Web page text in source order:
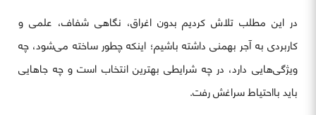
در این مطلب تلاش کردیم بدون اغراق، نگاهی شفاف، علمی و
کاربردی به آجر بهمنی داشته باشیم؛ اینکه چطور ساخته می‌شود، چه
ویژگی‌هایی دارد، در چه شرایطی بهترین انتخاب است و چه جاهایی
باید بااحتیاط سراغش رفت.